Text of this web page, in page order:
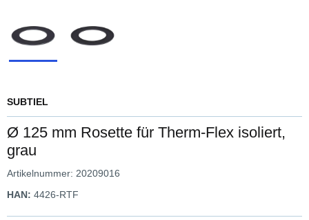
SUBTIEL
Ø 125 mm Rosette für Therm-Flex isoliert,
grau
Artikelnummer: 20209016
HAN: 4426-RTF